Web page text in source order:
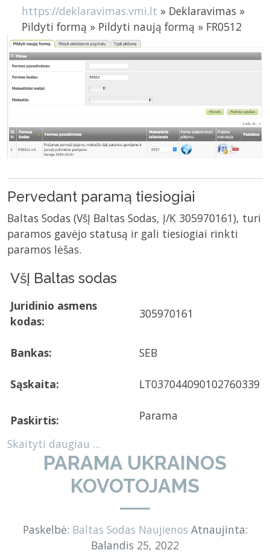
https://deklaravimas.vmi.lt » Deklaravimas »
Pildyti formą » Pildyti naują formą » FR0512
Pervedant paramą tiesiogiai
Baltas Sodas (VšĮ Baltas Sodas, Į/K 305970161), turi
paramos gavėjo statusą ir gali tiesiogiai rinkti
paramos lėšas.
VšĮ Baltas sodas
Juridinio asmens
kodas:
305970161
Bankas: SEB
Sąskaita: LT037044090102760339
Paskirtis:
Parama
Skaityti daugiau ...
PARAMA UKRAINOS
KOVOTOJAMS
Paskelbė: Baltas Sodas Naujienos Atnaujinta:
Balandis 25, 2022